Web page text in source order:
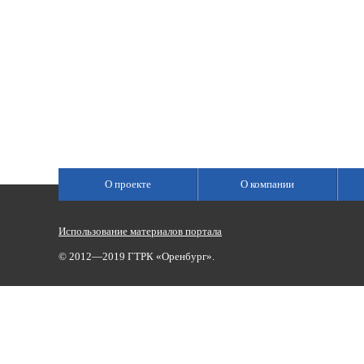
О проекте О компании
Использование материалов портала
© 2012—2019 ГТРК «Оренбург».
Сетевое издание «Государственный Интернет-Канал «Россия»